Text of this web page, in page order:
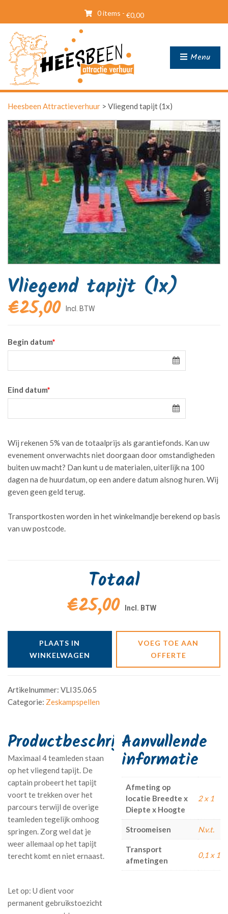
0 items - €0,00
Menu
Heesbeen Attractieverhuur > Vliegend tapijt (1x)
Vliegend tapijt (1x)
€25,00
Begin datum*
Eind datum*
Wij rekenen 5% van de totaalprijs als garantiefonds. Kan uw
evenement onverwachts niet doorgaan door omstandigheden
buiten uw macht? Dan kunt u de materialen, uiterlijk na 100
dagen na de huurdatum, op een andere datum alsnog huren. Wij
geven geen geld terug.
Transportkosten worden in het winkelmandje berekend op basis
van uw postcode.
Totaal
€25,00
PLAATS IN
WINKELWAGEN
VOEG TOE AAN
OFFERTE
Artikelnummer: VLI35.065
Categorie: Zeskampspellen
Maximaal 4 teamleden staan
op het vliegend tapijt. De
captain probeert het tapijt
voort te trekken over het
parcours terwijl de overige
teamleden tegelijk omhoog
springen. Zorg wel dat je
weer allemaal op het tapijt
terecht komt en niet ernaast.
Aanvullende
informatie
Afmeting op
locatie Breedte x
Diepte x Hoogte
2 x 1
Stroomeisen N.v.t.
Transport
afmetingen
0,1 x 1